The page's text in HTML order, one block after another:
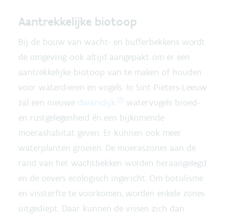
Aantrekkelijke biotoop
Bij de bouw van wacht- en bufferbekkens wordt
de omgeving ook altijd aangepakt om er een
aantrekkelijke biotoop van te maken of houden
voor waterdieren en vogels. In Sint-Pieters-Leeuw
zal een nieuwe dwarsdijk
watervogels broed-
en rustgelegenheid én een bijkomende
moerashabitat geven. Er kunnen ook meer
waterplanten groeien. De moeraszones aan de
rand van het wachtbekken worden heraangelegd
en de oevers ecologisch ingericht. Om botulisme
en vissterfte te voorkomen, worden enkele zones
uitgediept. Daar kunnen de vissen zich dan